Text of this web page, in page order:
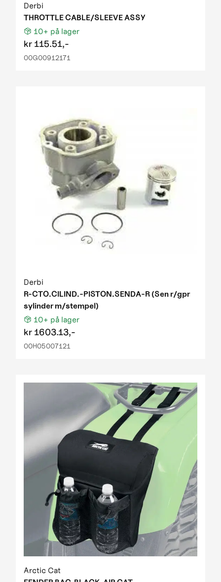
Derbi
THROTTLE CABLE/SLEEVE ASSY
10+ på lager
kr 115.51,-
00G00912171
Derbi
R-CTO.CILIND.-PISTON.SENDA-R (Sen r/gpr
sylinder m/stempel)
10+ på lager
kr 1603.13,-
00H05007121
Arctic Cat